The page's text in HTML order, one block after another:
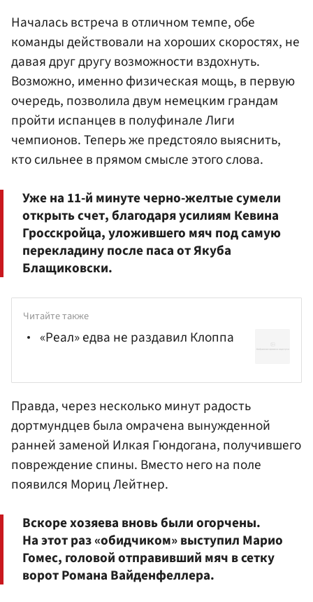
Началась встреча в отличном темпе, обе
команды действовали на хороших скоростях, не
давая друг другу возможности вздохнуть.
Возможно, именно физическая мощь, в первую
очередь, позволила двум немецким грандам
пройти испанцев в полуфинале Лиги
чемпионов. Теперь же предстояло выяснить,
кто сильнее в прямом смысле этого слова.
Уже на 11-й минуте черно-желтые сумели
открыть счет, благодаря усилиям Кевина
Гросскройца, уложившего мяч под самую
перекладину после паса от Якуба
Блащиковски.
Читайте также
«Реал» едва не раздавил Клоппа
Правда, через несколько минут радость
дортмундцев была омрачена вынужденной
ранней заменой Илкая Гюндогана, получившего
повреждение спины. Вместо него на поле
появился Мориц Лейтнер.
Вскоре хозяева вновь были огорчены.
На этот раз «обидчиком» выступил Марио
Гомес, головой отправивший мяч в сетку
ворот Романа Вайденфеллера.